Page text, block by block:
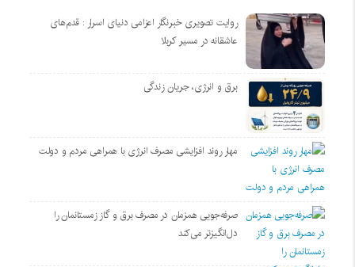
روایت تصویری خبرنگار اعزامی دنیای اسرار : قدم‌های
عاشقانه در مسیر کربلا
برق و انرژی، جریان زندگی
مهار روند افزایشی مصرف انرژی با همراهی مردم و دولت
صرفه‌جویی همزمان در مصرف برق و گاز زمستانمان را
دل‌انگیزتر می‌کند